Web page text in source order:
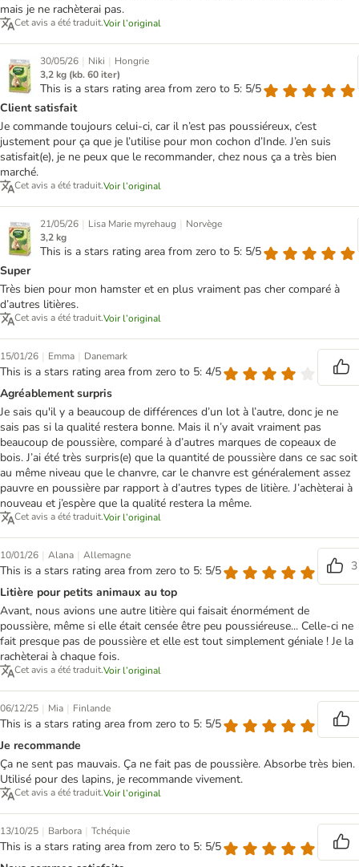
mais je ne rachèterai pas.
Cet avis a été traduit.Voir l’original
30/05/26 | Niki | Hongrie
3,2 kg (kb. 60 iter)
This is a stars rating area from zero to 5: 5/5
Client satisfait
Je commande toujours celui-ci, car il n’est pas poussiéreux, c’est
justement pour ça que je l’utilise pour mon cochon d’Inde. J’en suis
satisfait(e), je ne peux que le recommander, chez nous ça a très bien
marché.
Cet avis a été traduit.Voir l’original
21/05/26 | Lisa Marie myrehaug | Norvège
3,2 kg
This is a stars rating area from zero to 5: 5/5
Super
Très bien pour mon hamster et en plus vraiment pas cher comparé à
d’autres litières.
Cet avis a été traduit.Voir l’original
15/01/26 | Emma | Danemark
This is a stars rating area from zero to 5: 4/5
Agréablement surpris
Je sais qu'il y a beaucoup de différences d’un lot à l’autre, donc je ne
sais pas si la qualité restera bonne. Mais il n’y avait vraiment pas
beaucoup de poussière, comparé à d’autres marques de copeaux de
bois. J’ai été très surpris(e) que la quantité de poussière dans ce sac soit
au même niveau que le chanvre, car le chanvre est généralement assez
pauvre en poussière par rapport à d’autres types de litière. J’achèterai à
nouveau et j’espère que la qualité restera la même.
Cet avis a été traduit.Voir l’original
10/01/26 | Alana | Allemagne
This is a stars rating area from zero to 5: 5/5
3
Litière pour petits animaux au top
Avant, nous avions une autre litière qui faisait énormément de
poussière, même si elle était censée être peu poussiéreuse... Celle-ci ne
fait presque pas de poussière et elle est tout simplement géniale ! Je la
rachèterai à chaque fois.
Cet avis a été traduit.Voir l’original
06/12/25 | Mia | Finlande
This is a stars rating area from zero to 5: 5/5
Je recommande
Ça ne sent pas mauvais. Ça ne fait pas de poussière. Absorbe très bien.
Utilisé pour des lapins, je recommande vivement.
Cet avis a été traduit.Voir l’original
13/10/25 | Barbora | Tchéquie
This is a stars rating area from zero to 5: 5/5